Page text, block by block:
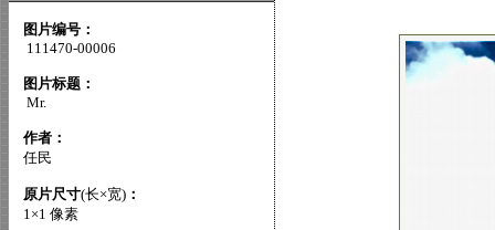
图片编号：
111470-00006
图片标题：
Mr.
作者：
任民
原片尺寸(长×宽) ：
1×1 像素